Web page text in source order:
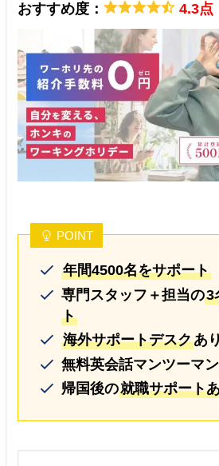
おすすめ度： 4.3点
POINT
年間4500名をサポート
専門スタッフ＋担当の3
ト
海外サポートデスクあり
無料英会話マンツーマ
帰国後の就職サポート